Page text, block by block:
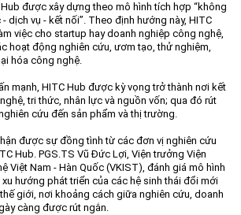
được xây dựng theo mô hình tích hợp “không
dịch vụ - kết nối”. Theo định hướng này, HITC
việc cho startup hay doanh nghiệp công nghệ,
hoạt động nghiên cứu, ươm tạo, thử nghiệm,
hóa công nghệ.
mạnh, HITC Hub được kỳ vọng trở thành nơi kết
tri thức, nhân lực và nguồn vốn; qua đó rút
cứu đến sản phẩm và thị trường.
được sự đồng tình từ các đơn vị nghiên cứu
Hub. PGS.TS Vũ Đức Lợi, Viện trưởng Viện
Việt Nam - Hàn Quốc (VKIST), đánh giá mô hình
hướng phát triển của các hệ sinh thái đổi mới
giới, nơi khoảng cách giữa nghiên cứu, doanh
càng được rút ngắn.